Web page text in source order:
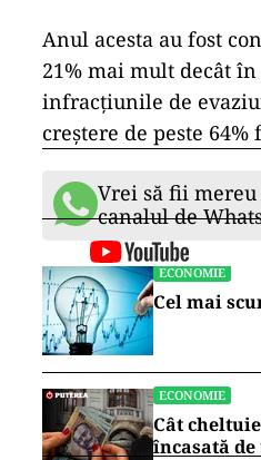
Anul acesta au fost
21% mai mult decât în
infracțiunile de
creștere de peste
Vrei să fii
canalul de
ECONOMIE
Cel mai
ECONOMIE
Cât
încasată